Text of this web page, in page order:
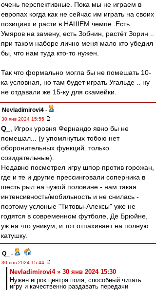
очень перспективные. Пока мы не играем в
европах когда как не сейчас им играть на своих
позициях и расти в НАШЕМ чемпе. Есть
Умяров на замену, есть Зобнин, растёт Зорин ..
при таком наборе лично меня мало кто убедил
бы, что нам туда кто-то нужен.
Так что формально могла бы не помешать 10-
ка условная, но там будет играть Угальде .. ну
не отдавали же 15-ку для скамейки.
Nevladimirovi4 -
30 янв 2024 15:55
Q_
, Игрок уровня Фернандо явно бы не
помешал... (у упомянутых тобою нет
оборонительных функций. только
созидательные).
Недавно посмотрел игру шпор против горожан,
где и те и другие прессинговали соперника в
шесть рыл на чужой половине - нам такая
интенсивность/мобильность и не снилась -
поэтому услоные "Титовы-Алексы" уже не
годятся в современном футболе, Де Брюйне,
уж на что уникум, и тот отпахивает на полную
катушку.
Q_
-
30 янв 2024 15:44
Nevladimirovi4 » 30 янв 2024 15:30
Нужен игрок центра поля, способный читать
игру и качественно раздавать передачи